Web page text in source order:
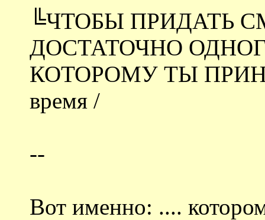
╚ЧТОБЫ ПРИДАТЬ
ДОСТАТОЧНО
КОТОРОМУ ТЫ
время /
--
Вот именно: ....